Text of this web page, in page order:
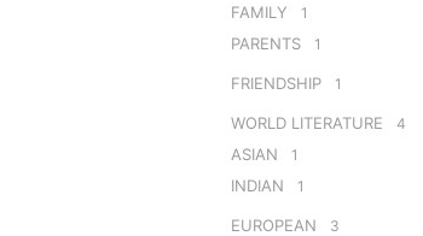
FAMILY 1
PARENTS 1
FRIENDSHIP 1
WORLD LITERATURE 4
ASIAN 1
INDIAN 1
EUROPEAN 3